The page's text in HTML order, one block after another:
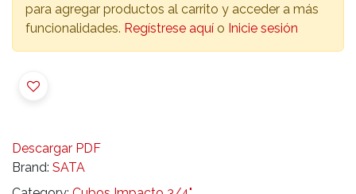
para agregar productos al carrito y acceder a más
funcionalidades. Regístrese aquí o Inicie sesión
Descargar PDF
Brand: SATA